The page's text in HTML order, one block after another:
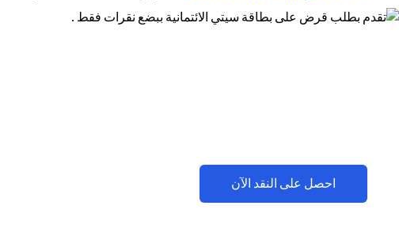
احصل على النقد الآن